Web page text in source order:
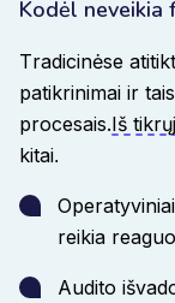
Kodėl neveikia
Tradicinėse
patikrinimai ir
procesais.Iš
kitai.
reikia
Audito